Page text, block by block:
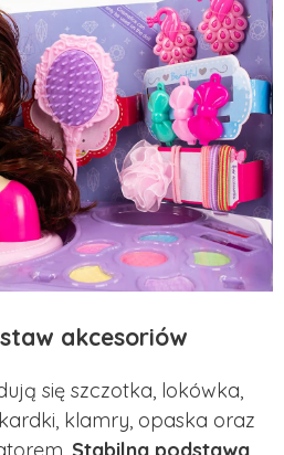
akcesoriów
się szczotka, lokówka,
klamry, opaska oraz